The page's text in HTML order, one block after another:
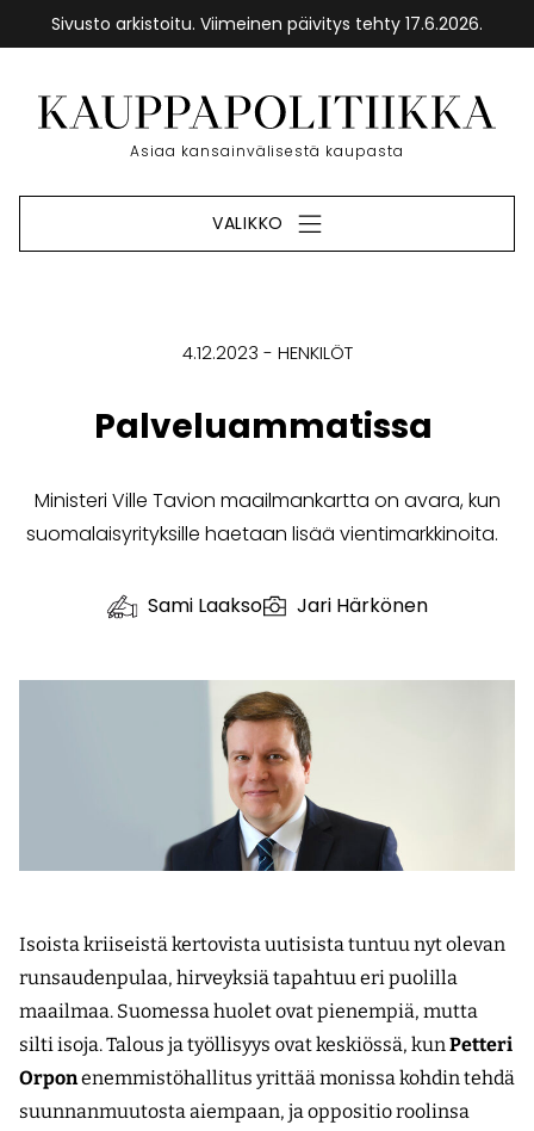
Sivusto arkistoitu. Viimeinen päivitys tehty 17.6.2026.
sisältöön
Etusivu
Asiaa kansainvälisestä kaupasta
VALIKKO
4.12.2023 HENKILÖT
Palveluammatissa
Ministeri Ville Tavion maailmankartta on avara, kun
suomalaisyrityksille haetaan lisää vientimarkkinoita.
Sami Laakso Jari Härkönen
Isoista kriiseistä kertovista uutisista tuntuu nyt olevan
runsaudenpulaa, hirveyksiä tapahtuu eri puolilla
maailmaa. Suomessa huolet ovat pienempiä, mutta
silti isoja. Talous ja työllisyys ovat keskiössä, kunPetteri
Orponenemmistöhallitus yrittää monissa kohdin tehdä
suunnanmuutosta aiempaan, ja oppositio roolinsa